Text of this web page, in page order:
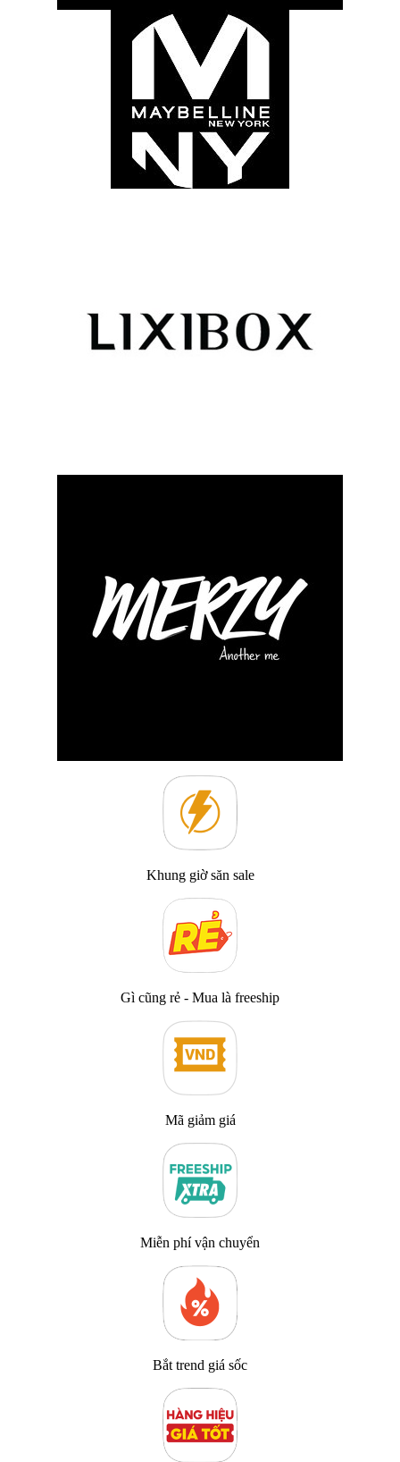
Khung giờ săn sale
Gì cũng rẻ - Mua là freeship
Mã giảm giá
Miễn phí vận chuyển
Bắt trend giá sốc